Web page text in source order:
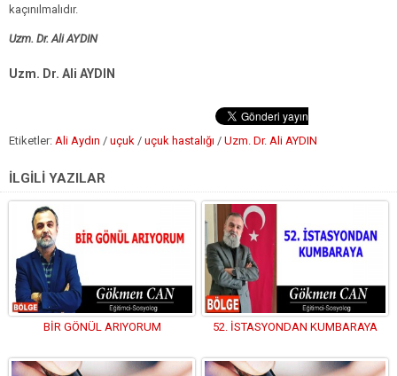
kaçınılmalıdır.
Uzm. Dr. Ali AYDIN
Uzm. Dr. Ali AYDIN
Etiketler: Ali Aydın / uçuk / uçuk hastalığı / Uzm. Dr. Ali AYDIN
İLGİLİ YAZILAR
BİR GÖNÜL ARIYORUM 52. İSTASYONDAN KUMBARAYA